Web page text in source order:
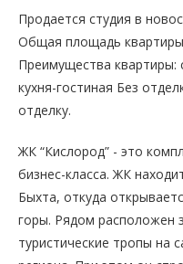
Продается студия в
Общая площадь квартиры
Преимущества
кухня-гостиная Без
отделку.
ЖК “Кислород” - это
бизнес-класса. ЖК
Быхта, откуда
горы. Рядом расположен
туристические тропы на